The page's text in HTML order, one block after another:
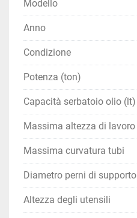
Modello
Anno
Condizione
Potenza (ton)
Capacità serbatoio olio (lt)
Massima altezza di lavoro
Massima curvatura tubi
Diametro perni di supporto
Altezza degli utensili